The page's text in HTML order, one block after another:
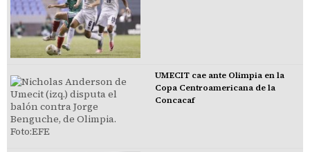
UMECIT cae ante Olimpia en la
Copa Centroamericana de la
Concacaf